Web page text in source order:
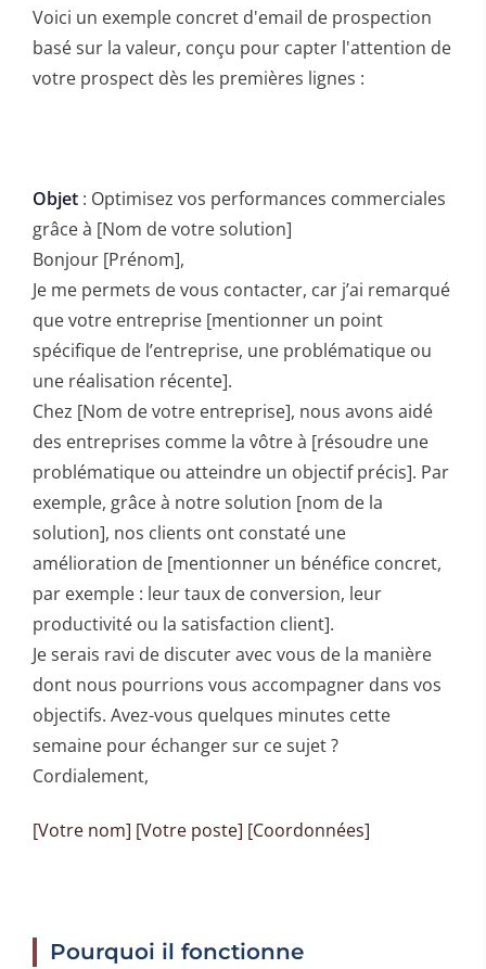
Voici un exemple concret d'email de prospection
basé sur la valeur, conçu pour capter l'attention de
votre prospect dès les premières lignes :
Objet : Optimisez vos performances commerciales
grâce à [Nom de votre solution]
Bonjour [Prénom],
Je me permets de vous contacter, car j’ai remarqué
que votre entreprise [mentionner un point
spécifique de l’entreprise, une problématique ou
une réalisation récente].
Chez [Nom de votre entreprise], nous avons aidé
des entreprises comme la vôtre à [résoudre une
problématique ou atteindre un objectif précis]. Par
exemple, grâce à notre solution [nom de la
solution], nos clients ont constaté une
amélioration de [mentionner un bénéfice concret,
par exemple : leur taux de conversion, leur
productivité ou la satisfaction client].
Je serais ravi de discuter avec vous de la manière
dont nous pourrions vous accompagner dans vos
objectifs. Avez-vous quelques minutes cette
semaine pour échanger sur ce sujet ?
Cordialement,
[Votre nom] [Votre poste] [Coordonnées]
Pourquoi il fonctionne